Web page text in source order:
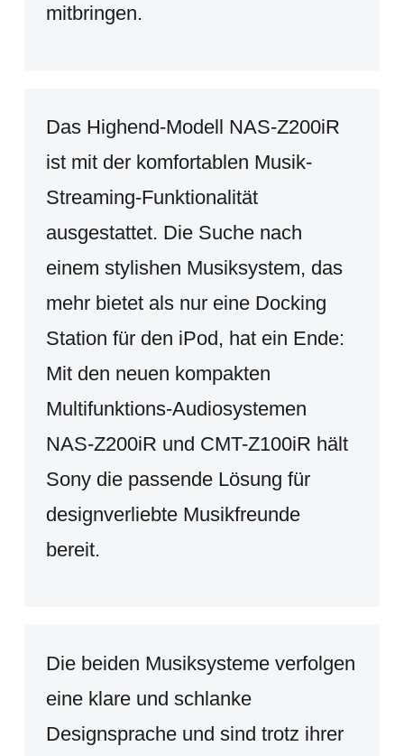
mitbringen.
Das Highend-Modell NAS-Z200iR
ist mit der komfortablen Musik-
Streaming-Funktionalität
ausgestattet. Die Suche nach
einem stylishen Musiksystem, das
mehr bietet als nur eine Docking
Station für den iPod, hat ein Ende:
Mit den neuen kompakten
Multifunktions-Audiosystemen
NAS-Z200iR und CMT-Z100iR hält
Sony die passende Lösung für
designverliebte Musikfreunde
bereit.
Die beiden Musiksysteme verfolgen
eine klare und schlanke
Designsprache und sind trotz ihrer